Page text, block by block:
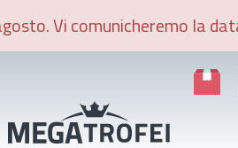
Vi comunicheremo la